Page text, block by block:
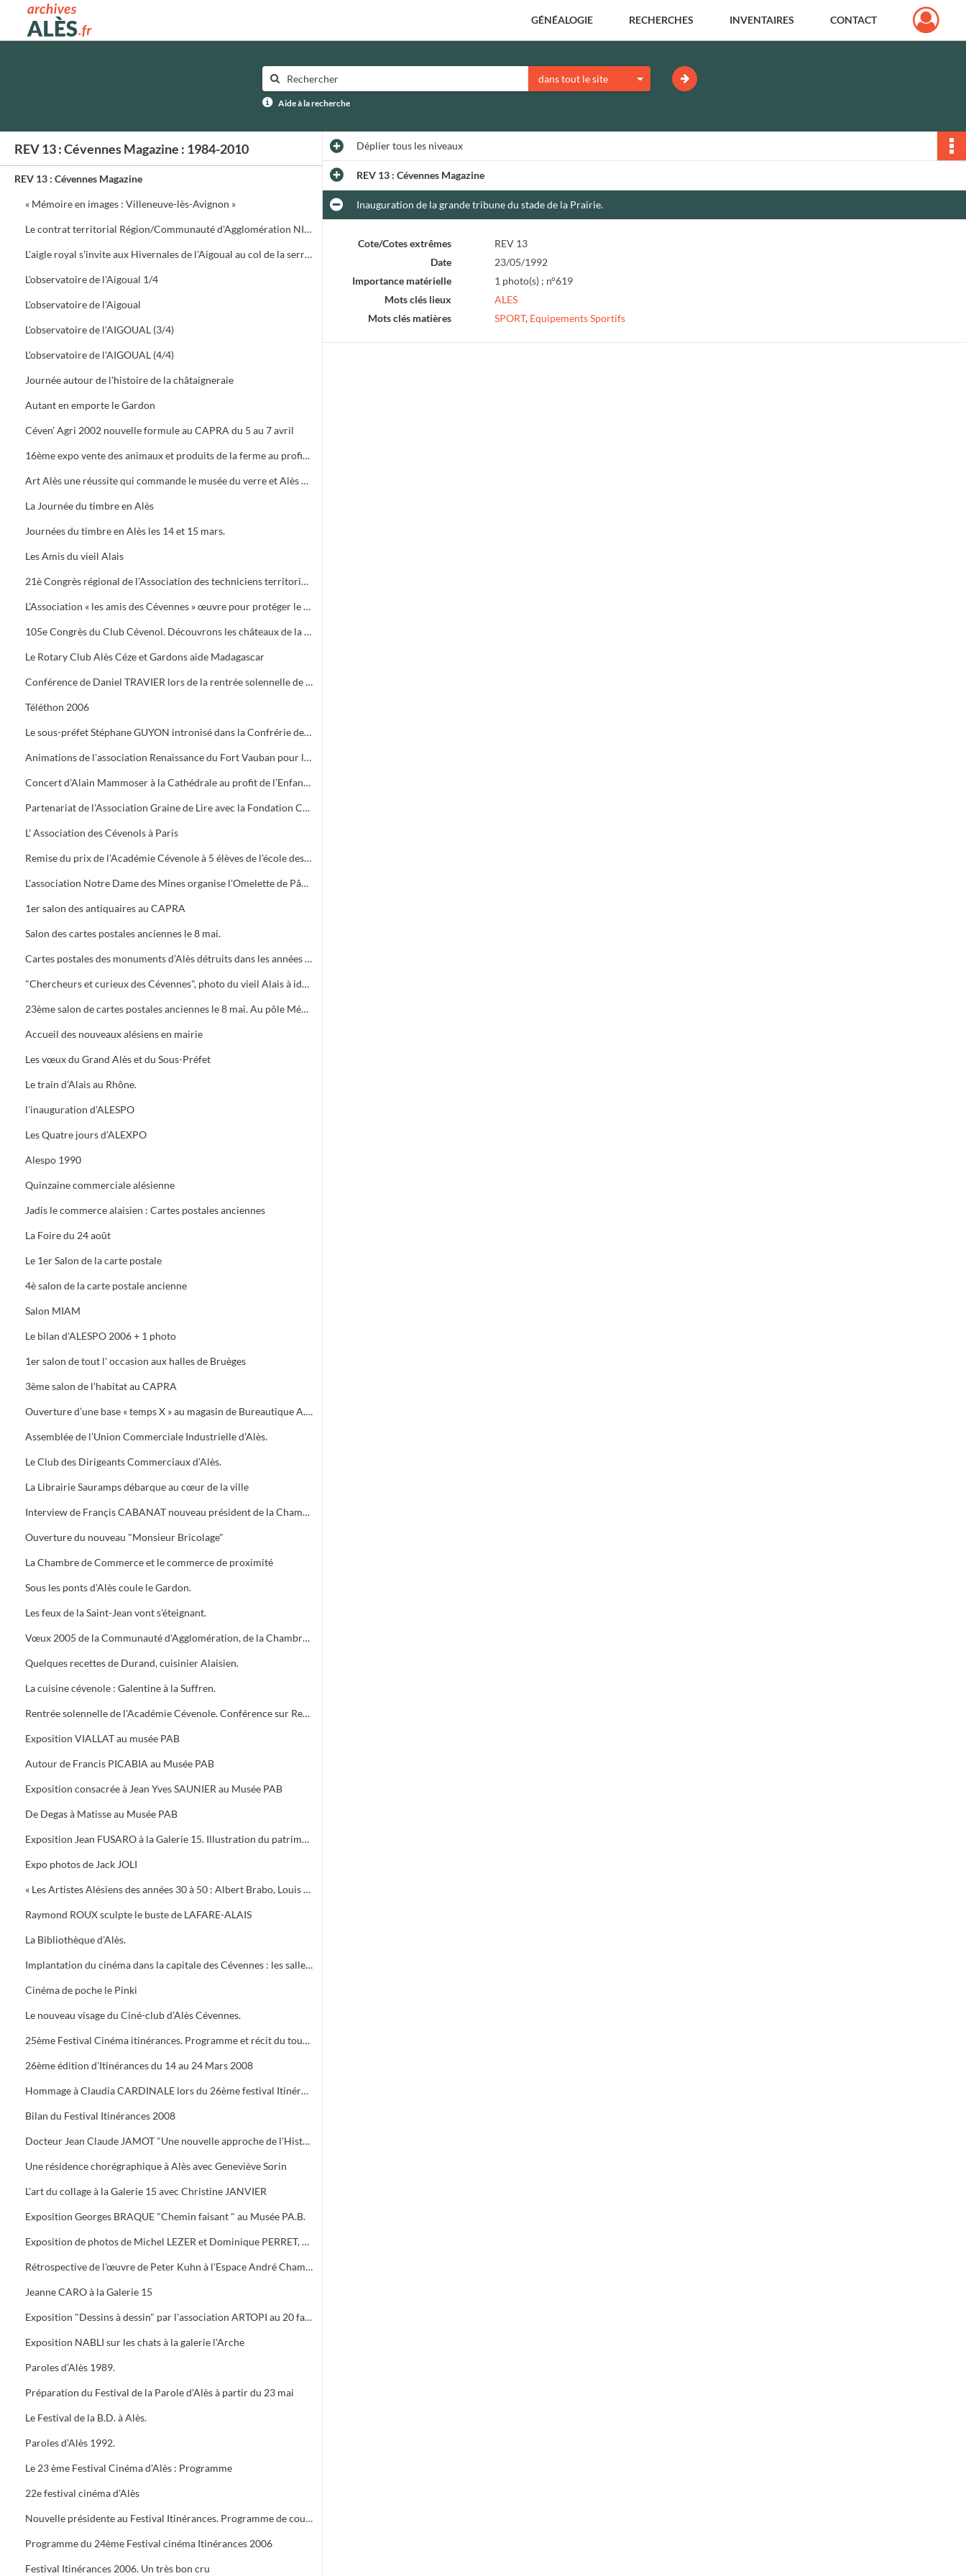
Archives municipales d'Alès GÉNÉALOGIE RECHERCHES INVENTAIRES CONTACT
dans tout le site
Aide à la recherche
REV 13 : Cévennes Magazine : 1984-2010
REV 13 : Cévennes Magazine
« Mémoire en images : Villeneuve-lès-Avignon »
Le contrat territorial Région/Communauté d'Agglomération NIMES Métropole
L'aigle royal s'invite aux Hivernales de l'Aigoual au col de la serreyrède. Programme de la journée
L'observatoire de l'Aigoual 1/4
L'observatoire de l'Aigoual
L'observatoire de l'AIGOUAL (3/4)
L'observatoire de l'AIGOUAL (4/4)
Journée autour de l'histoire de la châtaigneraie
Autant en emporte le Gardon
Céven’ Agri 2002 nouvelle formule au CAPRA du 5 au 7 avril
16ème expo vente des animaux et produits de la ferme au profit des orphelins des sapeurs-pompiers aux halles de Bruèges
Art Alès une réussite qui commande le musée du verre et Alès capitale des Cévennes, départ du chemin des verriers.
La Journée du timbre en Alès
Journées du timbre en Alès les 14 et 15 mars.
Les Amis du vieil Alais
21è Congrès régional de l’Association des techniciens territoriaux.
L’Association « les amis des Cévennes » œuvre pour protéger le patrimoine cévenol.
105e Congrès du Club Cévenol. Découvrons les châteaux de la Vaunage
Le Rotary Club Alès Céze et Gardons aide Madagascar
Conférence de Daniel TRAVIER lors de la rentrée solennelle de l'Académie Cévenole
Téléthon 2006
Le sous-préfet Stéphane GUYON intronisé dans la Confrérie des Mange Tripes
Animations de l'association Renaissance du Fort Vauban pour le Téléthon
Concert d’Alain Mammoser à la Cathédrale au profit de l’Enfance Inadaptée.
Partenariat de l'Association Graine de Lire avec la Fondation Crédit Mutuel
L' Association des Cévenols à Paris
Remise du prix de l'Académie Cévenole à 5 élèves de l'école des Mines pour leur travail sur la mine et ses conséquences sur l'économie et les paysages.
L'association Notre Dame des Mines organise l'Omelette de Pâques à l'Ermitage
1er salon des antiquaires au CAPRA
Salon des cartes postales anciennes le 8 mai.
Cartes postales des monuments d’Alès détruits dans les années 1960.
"Chercheurs et curieux des Cévennes", photo du vieil Alais à identifier.
23ème salon de cartes postales anciennes le 8 mai. Au pôle Mécanique grand prix camion
Accueil des nouveaux alésiens en mairie
Les vœux du Grand Alès et du Sous-Préfet
Le train d’Alais au Rhône.
l'inauguration d'ALESPO
Les Quatre jours d’ALEXPO
Alespo 1990
Quinzaine commerciale alésienne
Jadis le commerce alaisien : Cartes postales anciennes
La Foire du 24 août
Le 1er Salon de la carte postale
4è salon de la carte postale ancienne
Salon MIAM
Le bilan d'ALESPO 2006 + 1 photo
1er salon de tout l' occasion aux halles de Bruèges
3ème salon de l'habitat au CAPRA
Ouverture d’une base « temps X » au magasin de Bureautique A.M.C., 40 Avenue du Général de Gaule à Alès.
Assemblée de l’Union Commerciale Industrielle d’Alès.
Le Club des Dirigeants Commerciaux d’Alès.
La Librairie Sauramps débarque au cœur de la ville
Interview de Françis CABANAT nouveau président de la Chambre de Commerce
Ouverture du nouveau "Monsieur Bricolage"
La Chambre de Commerce et le commerce de proximité
Sous les ponts d’Alès coule le Gardon.
Les feux de la Saint-Jean vont s’éteignant.
Vœux 2005 de la Communauté d'Agglomération, de la Chambre de Commerce, 5 bougies pour la Médiathèque
Quelques recettes de Durand, cuisinier Alaisien.
La cuisine cévenole : Galentine à la Suffren.
Rentrée solennelle de l'Académie Cévenole. Conférence sur Renoir et Albert ANDRE, une amitié (1894-1919)
Exposition VIALLAT au musée PAB
Autour de Francis PICABIA au Musée PAB
Exposition consacrée à Jean Yves SAUNIER au Musée PAB
De Degas à Matisse au Musée PAB
Exposition Jean FUSARO à la Galerie 15. Illustration du patrimoine alésien
Expo photos de Jack JOLI
« Les Artistes Alésiens des années 30 à 50 : Albert Brabo, Louis Cabanes, Louis Arcaix et René Aberlenc » par Annie Corbier
Raymond ROUX sculpte le buste de LAFARE-ALAIS
La Bibliothèque d’Alès.
Implantation du cinéma dans la capitale des Cévennes : les salles du début du siècle à nos jours.
Cinéma de poche le Pinki
Le nouveau visage du Ciné-club d’Alès Cévennes.
25ème Festival Cinéma itinérances. Programme et récit du tournage dans les cévennes d' "Un homme de trop"
26ème édition d'Itinérances du 14 au 24 Mars 2008
Hommage à Claudia CARDINALE lors du 26ème festival Itinérances. En photo avec Max ROUSTAN, Maire
Bilan du Festival Itinérances 2008
Docteur Jean Claude JAMOT "Une nouvelle approche de l'Histoire et de l'Archéologie appliquée aux Celtes
Une résidence chorégraphique à Alès avec Geneviève Sorin
L'art du collage à la Galerie 15 avec Christine JANVIER
Exposition Georges BRAQUE "Chemin faisant " au Musée PA.B.
Exposition de photos de Michel LEZER et Dominique PERRET, de peintures de Monique SANTORO à l'OFFICE DE TOURISME pour la Féria d'Alès
Rétrospective de l'œuvre de Peter Kuhn à l'Espace André Chamson. Exposition consacrée à Vauban à l'OFFICE DE TOURISME. Présentation de saison hors les murs du cratère
Jeanne CARO à la Galerie 15
Exposition "Dessins à dessin" par l'association ARTOPI au 20 faubourg du Soleil
Exposition NABLI sur les chats à la galerie l'Arche
Paroles d’Alès 1989.
Préparation du Festival de la Parole d’Alès à partir du 23 mai
Le Festival de la B.D. à Alès.
Paroles d’Alès 1992.
Le 23 ème Festival Cinéma d'Alès : Programme
22e festival cinéma d'Alès
Nouvelle présidente au Festival Itinérances. Programme de courts métrages de Jacques TATI
Programme du 24ème Festival cinéma Itinérances 2006
Festival Itinérances 2006. Un très bon cru
Dépliertous les niveaux
REV 13 : Cévennes Magazine
Inauguration de la grande tribune du stade de la Prairie.
Cote/Cotes extrêmes
REV 13
Date
23/05/1992
Importance matérielle
1 photo(s) ; n°619
Mots clés lieux
ALES
Mots clés matières
SPORT, Equipements Sportifs